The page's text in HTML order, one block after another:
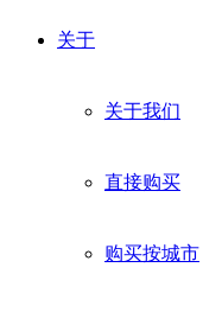
关于
关于我们
直接购买
购买按城市